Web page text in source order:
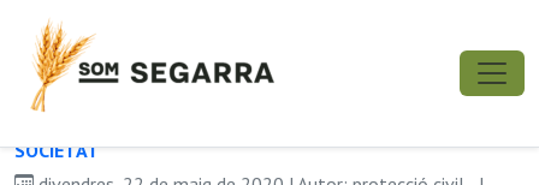
SOCIETAT